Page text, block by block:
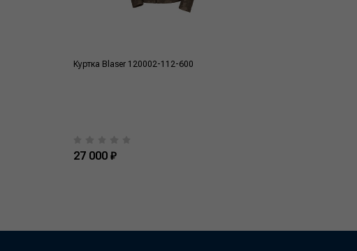
Куртка Blaser 120002-112-600
27 000 ₽